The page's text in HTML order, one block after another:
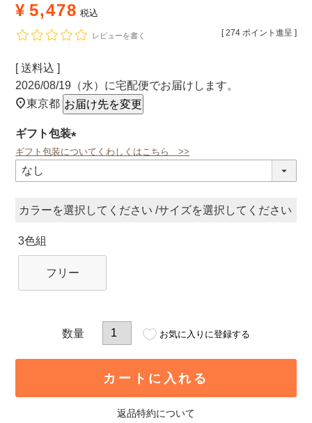
¥ 5,478 税込
[ 274 ポイント進呈 ]
レビューを書く
送料込
2026/08/19（水） に宅配便でお届けします。
東京都 お届け先を変更
ギフト包装
(必
ギフト包装についてくわしくはこちら >>
カラー サイズ
3色組
フリー
お気に入りに登録する
カートに入れる
返品特約について